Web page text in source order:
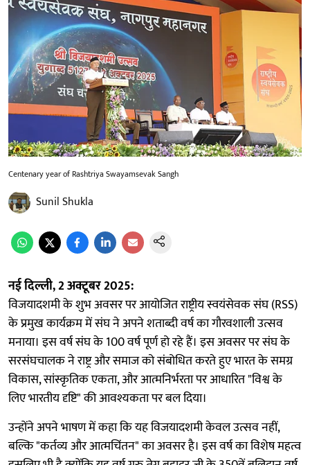
Centenary year of Rashtriya Swayamsevak Sangh
Sunil Shukla
नई दिल्ली, 2 अक्टूबर 2025:
विजयादशमी के शुभ अवसर पर आयोजित राष्ट्रीय स्वयंसेवक संघ (RSS)
के प्रमुख कार्यक्रम में संघ ने अपने शताब्दी वर्ष का गौरवशाली उत्सव
मनाया। इस वर्ष संघ के 100 वर्ष पूर्ण हो रहे हैं। इस अवसर पर संघ के
सरसंघचालक ने राष्ट्र और समाज को संबोधित करते हुए भारत के समग्र
विकास, सांस्कृतिक एकता, और आत्मनिर्भरता पर आधारित "विश्व के
लिए भारतीय दृष्टि" की आवश्यकता पर बल दिया।
उन्होंने अपने भाषण में कहा कि यह विजयादशमी केवल उत्सव नहीं,
बल्कि "कर्तव्य और आत्मचिंतन" का अवसर है। इस वर्ष का विशेष महत्व